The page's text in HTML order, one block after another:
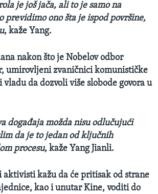
je još jača, ali to je samo na
previdimo ono šta je ispod površine,
, kaže Yang.
nakon što je Nobelov odbor
umirovljeni zvaničnici komunističke
da dozvoli više slobode govora u
događaja možda nisu odlučujući
da je to jedan od ključnih
procesu, kaže Yang Jianli.
kažu da će pritisak od strane
kao i unutar Kine, voditi do